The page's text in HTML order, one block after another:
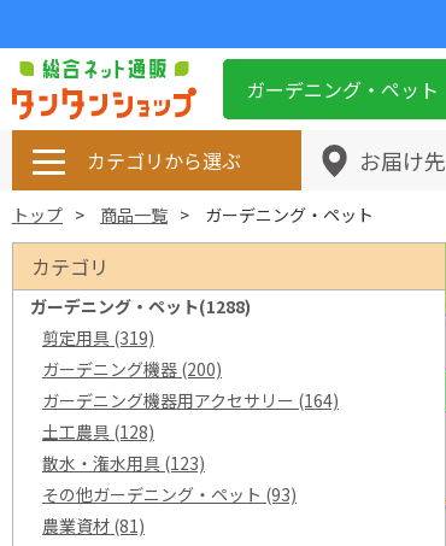
ガーデニング・ペット
カテゴリから選ぶ お届け先
トップ 商品一覧 ガーデニング・ペット
カテゴリ
ガーデニング・ペット(1288)
剪定用具 (319)
ガーデニング機器 (200)
ガーデニング機器用アクセサリー (164)
土工農具 (128)
散水・潅水用具 (123)
その他ガーデニング・ペット (93)
農業資材 (81)